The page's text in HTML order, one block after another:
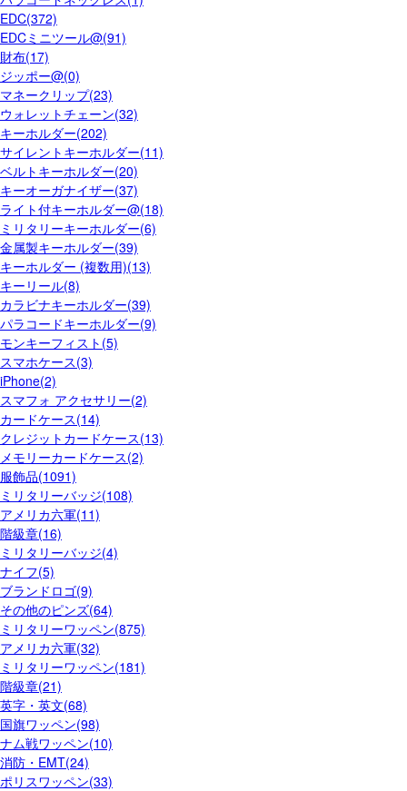
EDC(372)
EDCミニツール@(91)
財布(17)
ジッポー@(0)
マネークリップ(23)
ウォレットチェーン(32)
キーホルダー(202)
サイレントキーホルダー(11)
ベルトキーホルダー(20)
キーオーガナイザー(37)
ライト付キーホルダー@(18)
ミリタリーキーホルダー(6)
金属製キーホルダー(39)
キーホルダー (複数用)(13)
キーリール(8)
カラビナキーホルダー(39)
パラコードキーホルダー(9)
モンキーフィスト(5)
スマホケース(3)
iPhone(2)
スマフォ アクセサリー(2)
カードケース(14)
クレジットカードケース(13)
メモリーカードケース(2)
服飾品(1091)
ミリタリーバッジ(108)
アメリカ六軍(11)
階級章(16)
ミリタリーバッジ(4)
ナイフ(5)
ブランドロゴ(9)
その他のピンズ(64)
ミリタリーワッペン(875)
アメリカ六軍(32)
ミリタリーワッペン(181)
階級章(21)
英字・英文(68)
国旗ワッペン(98)
ナム戦ワッペン(10)
消防・EMT(24)
ポリスワッペン(33)